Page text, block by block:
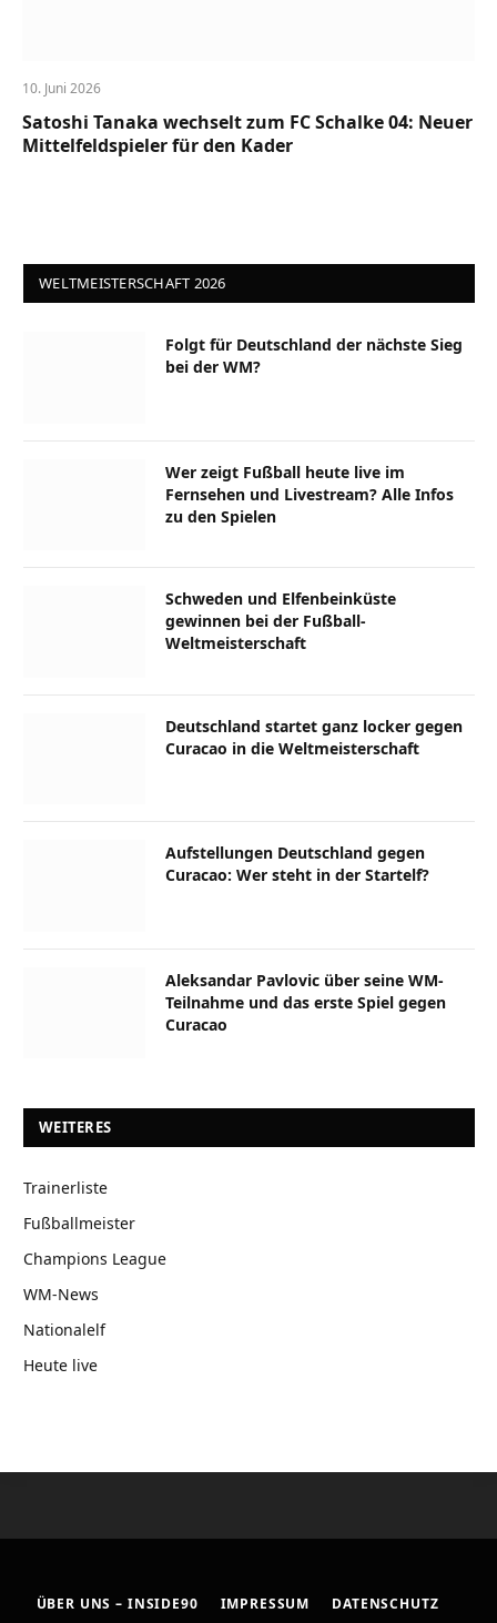
10. Juni 2026
Satoshi Tanaka wechselt zum FC Schalke 04: Neuer
Mittelfeldspieler für den Kader
WELTMEISTERSCHAFT 2026
Folgt für Deutschland der nächste Sieg
bei der WM?
Wer zeigt Fußball heute live im
Fernsehen und Livestream? Alle Infos
zu den Spielen
Schweden und Elfenbeinküste
gewinnen bei der Fußball-
Weltmeisterschaft
Deutschland startet ganz locker gegen
Curacao in die Weltmeisterschaft
Aufstellungen Deutschland gegen
Curacao: Wer steht in der Startelf?
Aleksandar Pavlovic über seine WM-
Teilnahme und das erste Spiel gegen
Curacao
WEITERES
Trainerliste
Fußballmeister
Champions League
WM-News
Nationalelf
Heute live
ÜBER UNS – INSIDE90 IMPRESSUM DATENSCHUTZ